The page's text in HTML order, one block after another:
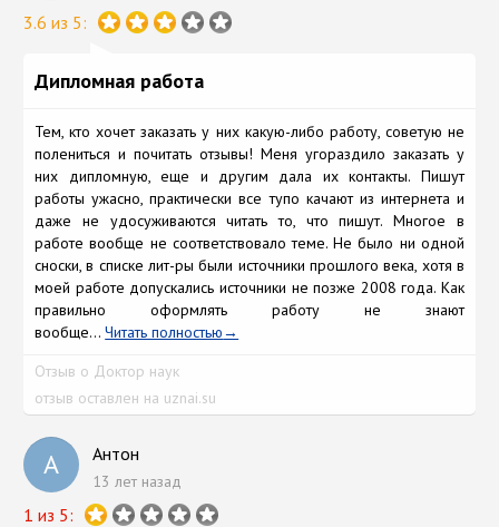
3.6 из 5:
Дипломная работа
Тем, кто хочет заказать у них какую-либо работу, советую не
полениться и почитать отзывы! Меня угораздило заказать у
них дипломную, еще и другим дала их контакты. Пишут
работы ужасно, практически все тупо качают из интернета и
даже не удосуживаются читать то, что пишут. Многое в
работе вообще не соответствовало теме. Не было ни одной
сноски, в списке лит-ры были источники прошлого века, хотя в
моей работе допускались источники не позже 2008 года. Как
правильно оформлять работу не знают
вообще...Читать полностью
Отзыв о Доктор наук
отзыв оставлен на uznai.su
А Антон
13 лет назад
1 из 5: